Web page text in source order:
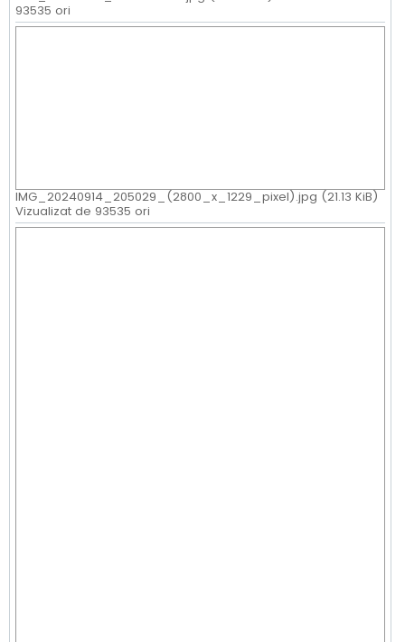
93535 ori
IMG_20240914_205029_(2800_x_1229_pixel).jpg (21.13 KiB)
Vizualizat de 93535 ori